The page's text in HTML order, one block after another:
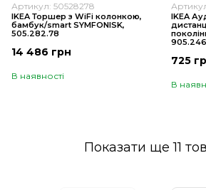
Артикул: 50528278
IKEA Торшер з WiFi колонкою,
бамбук/smart SYMFONISK,
505.282.78
14 486 грн
В наявності
IKEA
725
В
Показати ще 11